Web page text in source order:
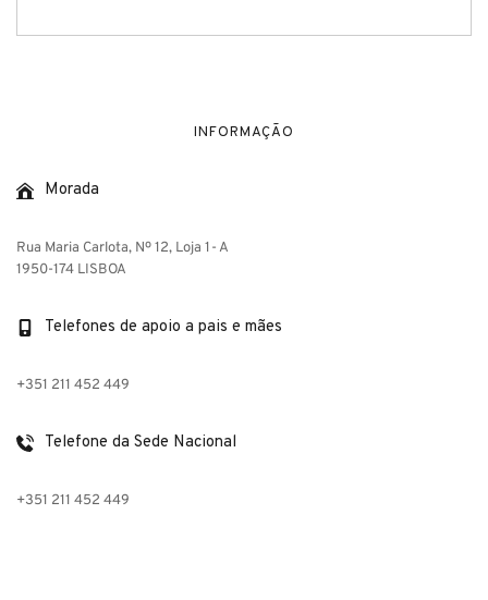
INFORMAÇÃO
Morada
Rua Maria Carlota, Nº 12, Loja 1- A
1950-174 LISBOA
Telefones de apoio a pais e mães
+351 211 452 449
Telefone da Sede Nacional
+351 211 452 449